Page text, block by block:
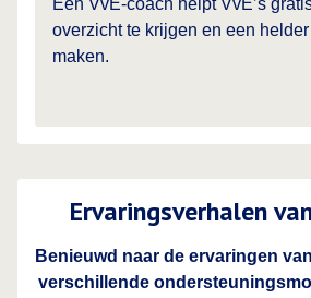
Een VvE-coach helpt VvE’s
overzicht te krijgen en een
maken.
Ervaringsverhalen
Benieuwd naar de ervaringen
verschillende